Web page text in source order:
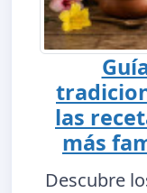
las
más
Descubre